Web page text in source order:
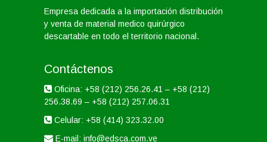
Empresa dedicada a la importación distribución
y venta de material medico quirúrgico
descartable en todo el territorio nacional.
Contáctenos
Oficina: +58 (212) 256.26.41 – +58 (212)
256.38.69 – +58 (212) 257.06.31
Celular: +58 (414) 323.32.00
E-mail: info@edsca.com.ve